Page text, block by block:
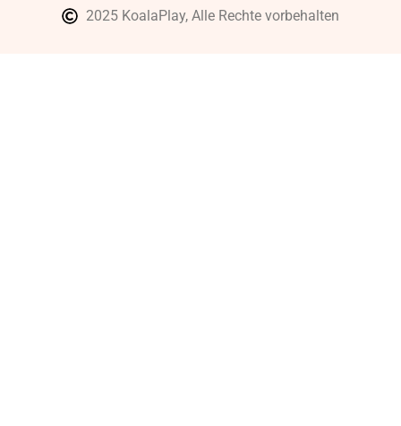
2025 KoalaPlay, Alle Rechte vorbehalten